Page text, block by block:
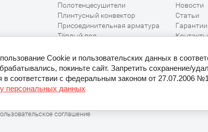
Полотенцесушители
Плинтусный конвектор
Присоединительная арматура
Тёплый пол
Новости
Статьи
Гарантии
соглашение
Cookie и пользовательских данных в
покиньте сайт. Запретить сохранение/
соответствии с федеральным законом от 27.07.2006
персональных данных